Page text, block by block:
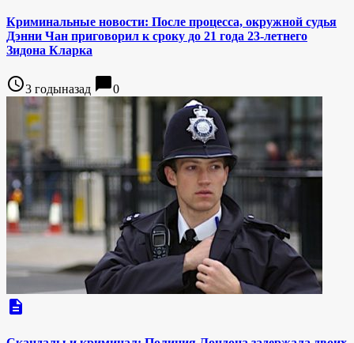
Криминальные новости: После процесса, окружной судья
Дэнни Чан приговорил к сроку до 21 года 23-летнего
Зидона Кларка
access_time3 годыназад chat_bubble0
description